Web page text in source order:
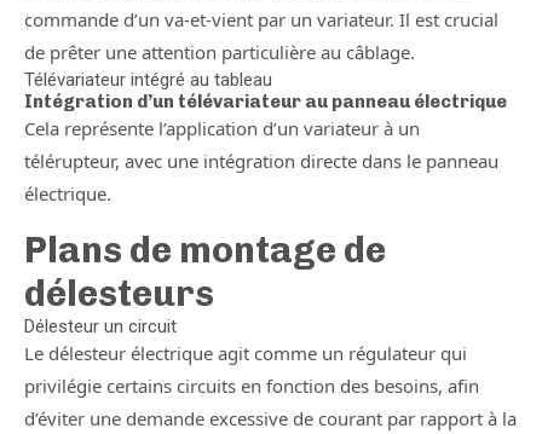
commande d’un va-et-vient par un variateur. Il est crucial
de prêter une attention particulière au câblage.
Télévariateur intégré au tableau
Intégration d’un télévariateur au panneau électrique
Cela représente l’application d’un variateur à un
télérupteur, avec une intégration directe dans le panneau
électrique.
Plans de montage de
délesteurs
Délesteur un circuit
Le délesteur électrique agit comme un régulateur qui
privilégie certains circuits en fonction des besoins, afin
d’éviter une demande excessive de courant par rapport à la